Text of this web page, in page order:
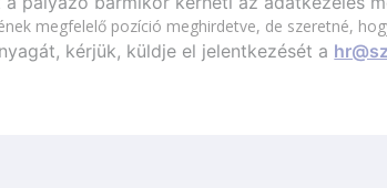
megfelelő pozíció meghirdetve, de szeretné,
kérjük, küldje el jelentkezését a